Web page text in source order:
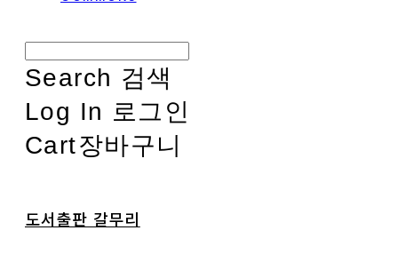
Search 검색
Log In 로그인
Cart장바구니
도서출판 갈무리